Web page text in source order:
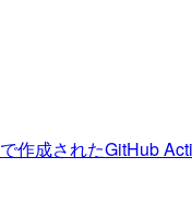
作成されたGitHub